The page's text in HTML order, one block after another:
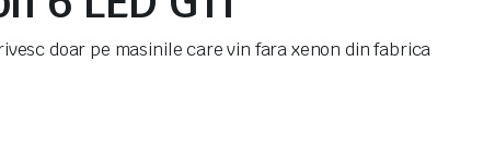
doar pe masinile care vin fara xenon din fabrica